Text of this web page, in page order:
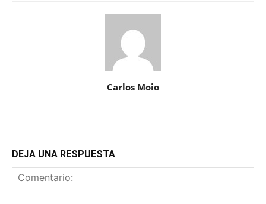
Carlos Moio
DEJA UNA RESPUESTA